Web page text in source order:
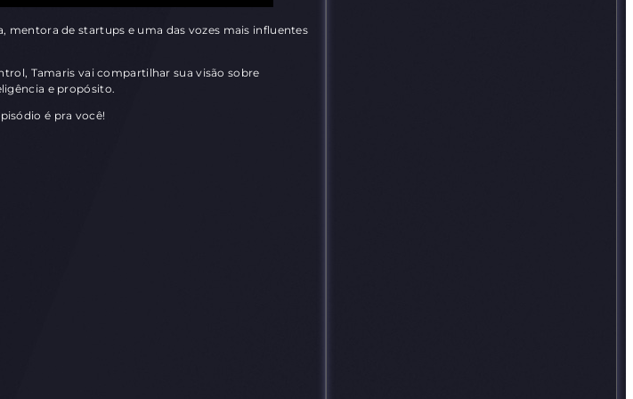
mentora de startups e uma das vozes mais influentes
Tamaris vai compartilhar sua visão sobre
e propósito.
é pra você!